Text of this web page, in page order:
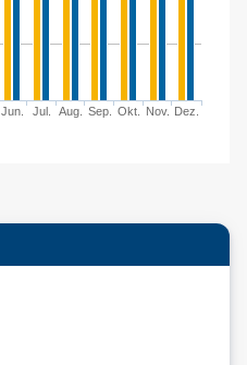
Jun. Jul. Aug. Sep. Okt. Nov. Dez.